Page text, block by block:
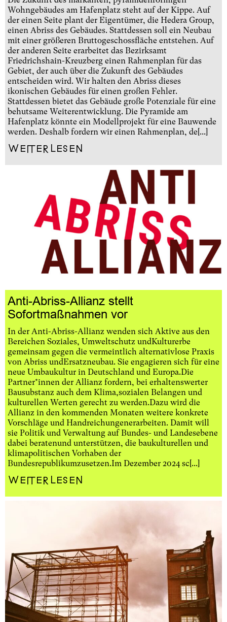
Wohngebäudes am Hafenplatz steht auf der Kippe. Auf
der einen Seite plant der Eigentümer, die Hedera Group,
einen Abriss des Gebäudes. Stattdessen soll ein Neubau
mit einer größeren Bruttogeschossfläche entstehen. Auf
der anderen Seite erarbeitet das Bezirksamt
Friedrichshain-Kreuzberg einen Rahmenplan für das
Gebiet, der auch über die Zukunft des Gebäudes
entscheiden wird. Wir halten den Abriss dieses
ikonischen Gebäudes für einen großen Fehler.
Stattdessen bietet das Gebäude große Potenziale für eine
behutsame Weiterentwicklung. Die Pyramide am
Hafenplatz könnte ein Modellprojekt für eine Bauwende
werden. Deshalb fordern wir einen Rahmenplan, de[...]
Weiterlesen
Anti-Abriss-Allianz stellt
Sofortmaßnahmen vor
In der Anti-Abriss-Allianz wenden sich Aktive aus den
Bereichen Soziales, Umweltschutz undKulturerbe
gemeinsam gegen die vermeintlich alternativlose Praxis
von Abriss undErsatzneubau. Sie engagieren sich für eine
neue Umbaukultur in Deutschland und Europa.Die
Partner*innen der Allianz fordern, bei erhaltenswerter
Bausubstanz auch dem Klima,sozialen Belangen und
kulturellen Werten gerecht zu werden.Dazu wird die
Allianz in den kommenden Monaten weitere konkrete
Vorschläge und Handreichungenerarbeiten. Damit will
sie Politik und Verwaltung auf Bundes- und Landesebene
dabei beratenund unterstützen, die baukulturellen und
klimapolitischen Vorhaben der
Bundesrepublikumzusetzen.Im Dezember 2024 sc[...]
Weiterlesen